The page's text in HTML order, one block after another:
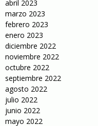
abril 2023
marzo 2023
febrero 2023
enero 2023
diciembre 2022
noviembre 2022
octubre 2022
septiembre 2022
agosto 2022
julio 2022
junio 2022
mayo 2022